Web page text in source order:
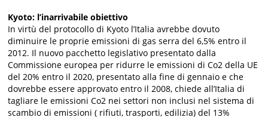
Kyoto: l’inarrivabile obiettivo
In virtù del protocollo di Kyoto l’Italia avrebbe dovuto
diminuire le proprie emissioni di gas serra del 6,5% entro il
2012. Il nuovo pacchetto legislativo presentato dalla
Commissione europea per ridurre le emissioni di Co2 della UE
del 20% entro il 2020, presentato alla fine di gennaio e che
dovrebbe essere approvato entro il 2008, chiede all’Italia di
tagliare le emissioni Co2 nei settori non inclusi nel sistema di
scambio di emissioni ( rifiuti, trasporti, edilizia) del 13%